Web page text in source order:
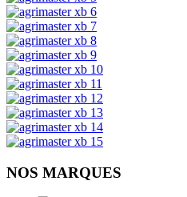
NOS MARQUES